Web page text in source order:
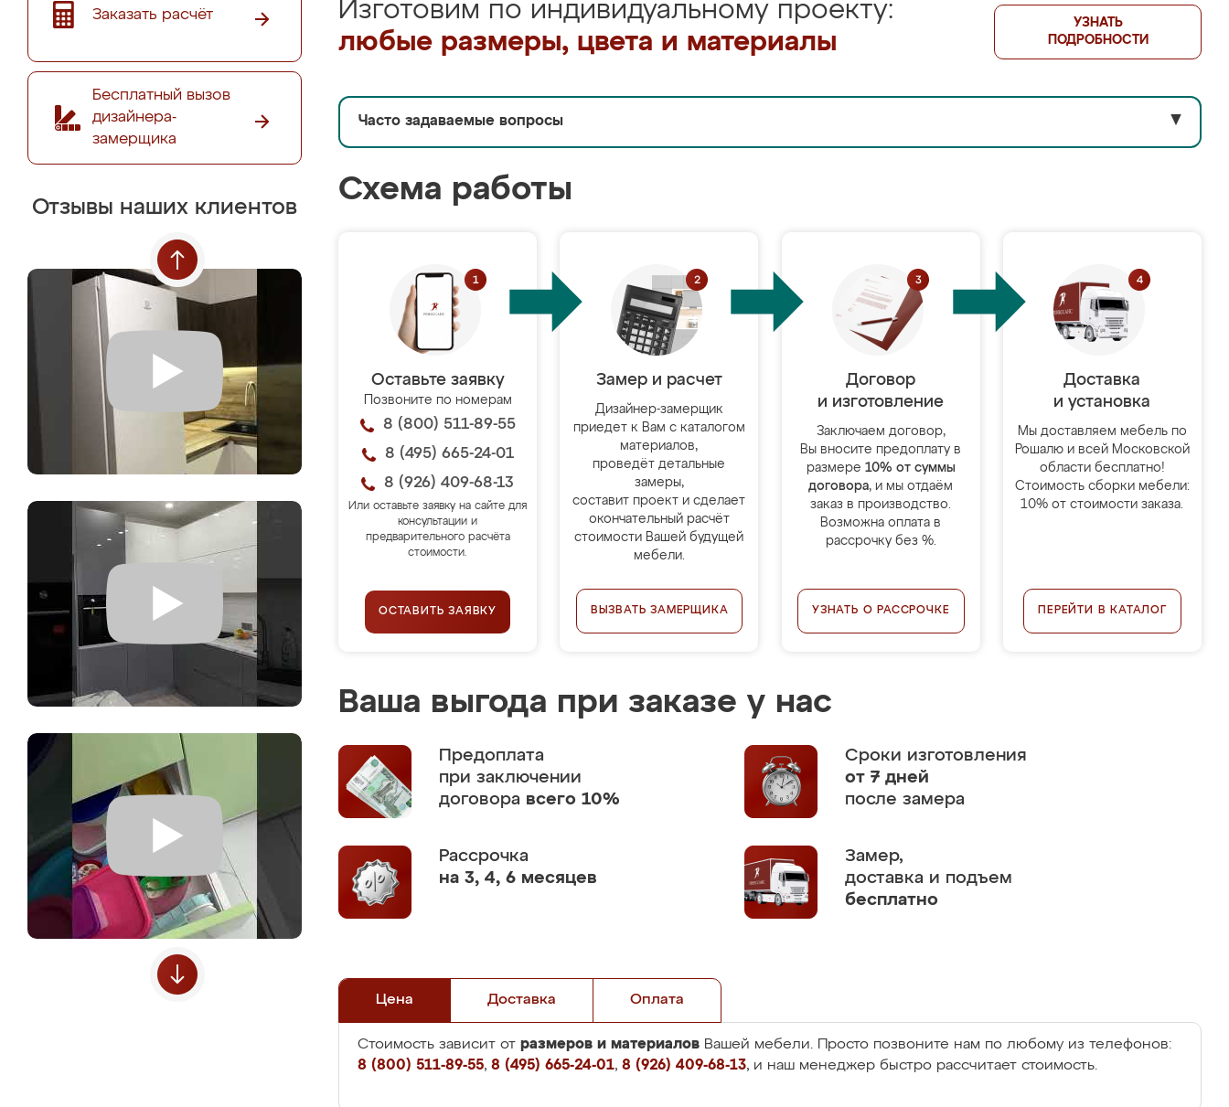
Заказать расчёт
Бесплатный вызов
дизайнера-
замерщика
Отзывы наших клиентов
Изготовим по индивидуальному проекту:
любые размеры, цвета и материалы
УЗНАТЬ
ПОДРОБНОСТИ
Часто задаваемые вопросы ▼
Схема работы
Оставьте заявку
Позвоните по номерам
8 (800) 511-89-55
8 (495) 665-24-01
8 (926) 409-68-13
Или оставьте заявку на сайте для
консультации и
предварительного расчёта
стоимости.
ОСТАВИТЬ ЗАЯВКУ
Замер и расчет
Дизайнер-замерщик
приедет к Вам с каталогом
материалов,
проведёт детальные
замеры,
составит проект и сделает
окончательный расчёт
стоимости Вашей будущей
мебели.
ВЫЗВАТЬ ЗАМЕРЩИКА
Договор
и изготовление
Заключаем договор,
Вы вносите предоплату в
размере 10% от суммы
договора, и мы отдаём
заказ в производство.
Возможна оплата в
рассрочку без %.
УЗНАТЬ О РАССРОЧКЕ
Доставка
и установка
Мы доставляем мебель по
Рошалю и всей Московской
области бесплатно!
Стоимость сборки мебели:
10% от стоимости заказа.
ПЕРЕЙТИ В КАТАЛОГ
Ваша выгода при заказе у нас
Предоплата
при заключении
договора всего 10%
Сроки изготовления
от 7 дней
после замера
Рассрочка
на 3, 4, 6 месяцев
Замер,
доставка и подъем
бесплатно
Цена Доставка Оплата
Стоимость зависит от размеров и материалов Вашей мебели. Просто позвоните нам по любому из телефонов:
8 (800) 511-89-55, 8 (495) 665-24-01, 8 (926) 409-68-13, и наш менеджер быстро рассчитает стоимость.